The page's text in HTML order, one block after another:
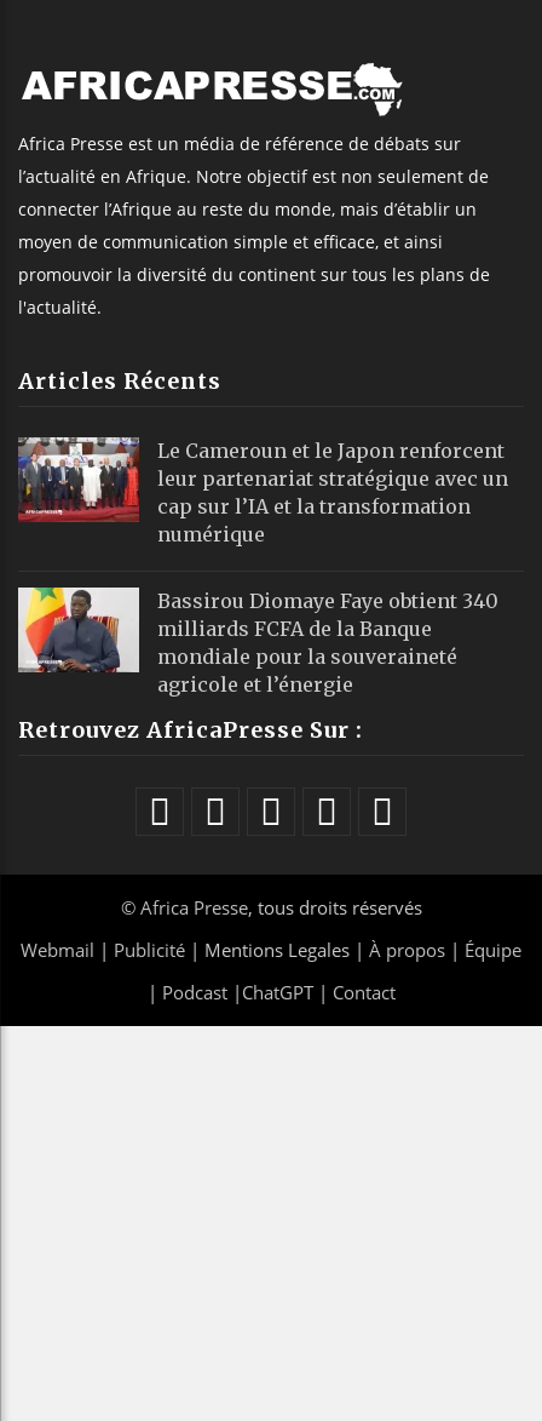
Africa Presse est un média de référence de débats sur
l’actualité en Afrique. Notre objectif est non seulement de
connecter l’Afrique au reste du monde, mais d’établir un
moyen de communication simple et efficace, et ainsi
promouvoir la diversité du continent sur tous les plans de
l'actualité.
Articles Récents
Le Cameroun et le Japon renforcent
leur partenariat stratégique avec un
cap sur l’IA et la transformation
numérique
Bassirou Diomaye Faye obtient 340
milliards FCFA de la Banque
mondiale pour la souveraineté
agricole et l’énergie
Retrouvez AfricaPresse Sur :
© Africa Presse, tous droits réservés
Webmail | Publicité | Mentions Legales | À propos | Équipe
| Podcast| ChatGPT| Contact